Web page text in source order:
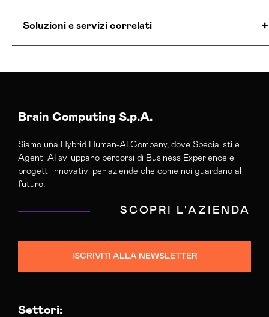
Soluzioni e servizi correlati
Agenzia Google Partner Udine
Agenzia Social Media Marketing Udine
Agenzia Web Marketing Udine
Campagne Adv Social Udine
Campagne Display Advertising Udine
Gestione Campagne Google Ads Udine
Brain Computing S.p.A.
Siamo una Hybrid Human-AI Company, dove Specialisti e
Agenti AI sviluppano percorsi di Business Experience e
progetti innovativi per aziende che come noi guardano al
futuro.
SCOPRI L'AZIENDA
ISCRIVITI ALLA NEWSLETTER
Settori: